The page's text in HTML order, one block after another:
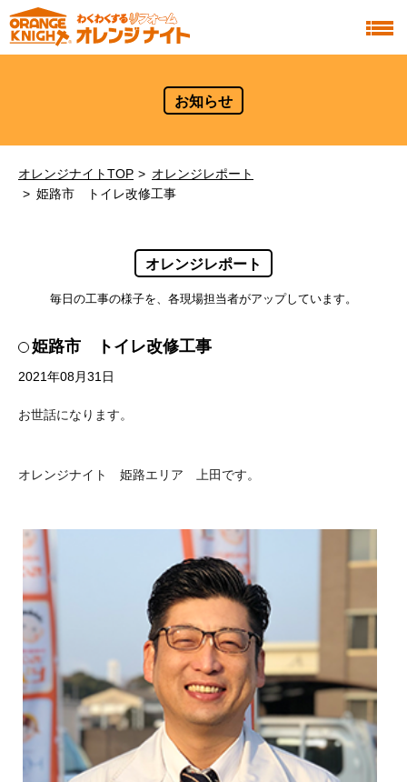
お知らせ
オレンジナイトTOP
オレンジレポート
姫路市 トイレ改修工事
オレンジレポート
毎日の工事の様子を、各現場担当者がアップしています。
姫路市 トイレ改修工事
2021年08月31日
お世話になります。
オレンジナイト 姫路エリア 上田です。